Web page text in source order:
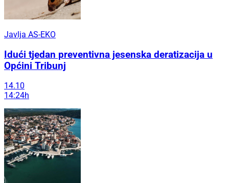
Javlja AS-EKO
Idući tjedan preventivna jesenska deratizacija u
Općini Tribunj
14.10
14:24h